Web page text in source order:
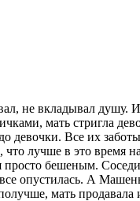
не вкладывал душу.
мать стригла
Все их
лучше в это время
просто бешеным.
опустилась. А
мать